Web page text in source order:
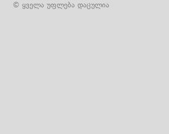
© ყველა უფლება დაცულია